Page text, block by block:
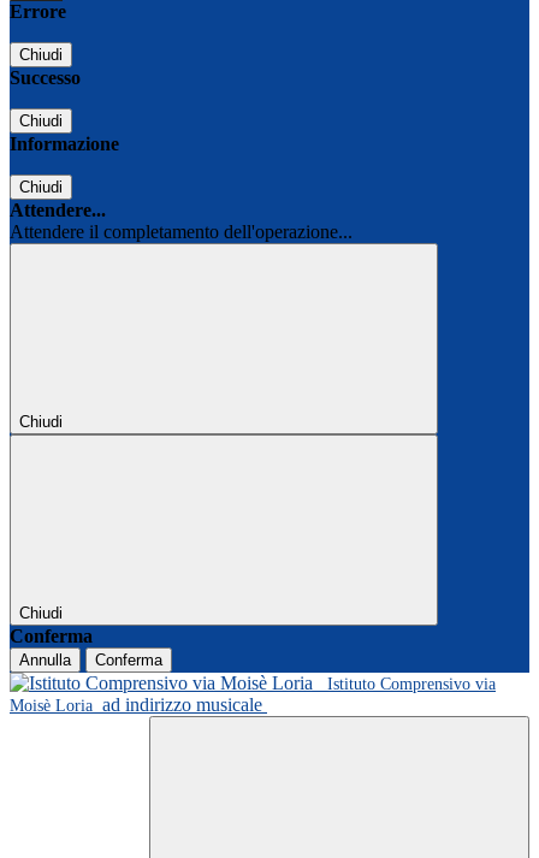
Errore
Chiudi
Successo
Chiudi
Informazione
Chiudi
Attendere...
Attendere il completamento dell'operazione...
Chiudi
Chiudi
Conferma
Annulla
Conferma
Istituto Comprensivo via
Moisè Loria ad indirizzo musicale